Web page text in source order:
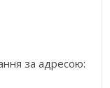
за адресою: